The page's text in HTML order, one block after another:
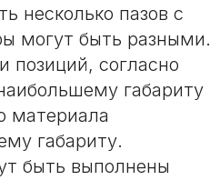
несколько пазов с
могут быть разными.
позиций, согласно
габариту
материала
габариту.
быть выполнены